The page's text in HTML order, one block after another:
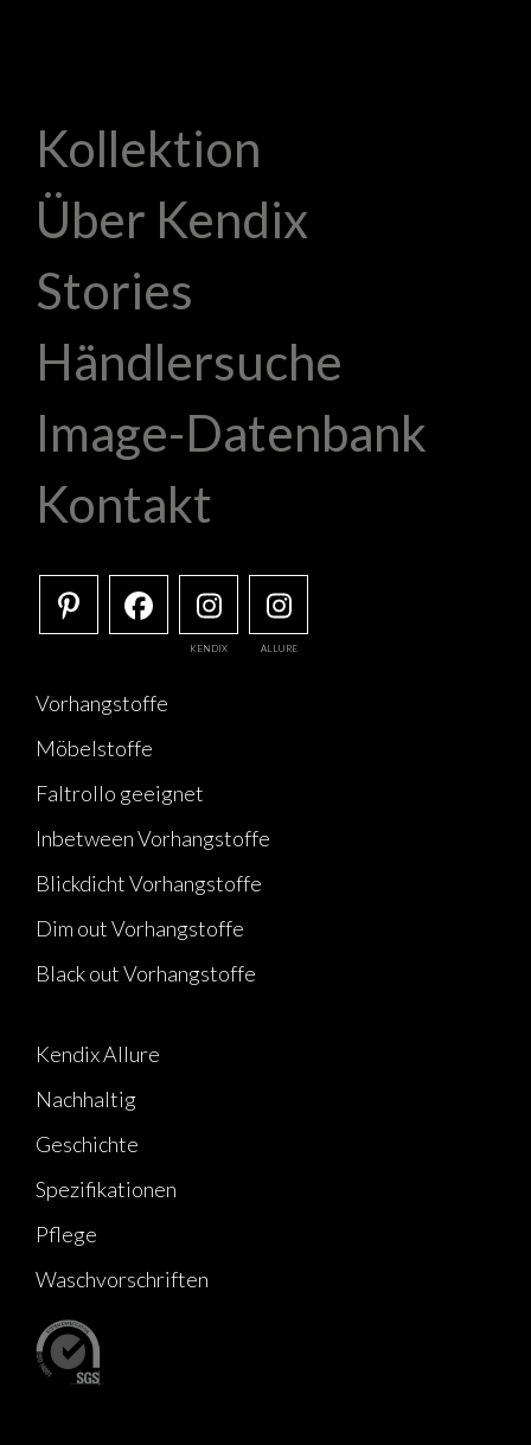
Kollektion
Über Kendix
Stories
Händlersuche
Image-Datenbank
Kontakt
KENDIX ALLURE
Vorhangstoffe
Möbelstoffe
Faltrollo geeignet
Inbetween Vorhangstoffe
Blickdicht Vorhangstoffe
Dim out Vorhangstoffe
Black out Vorhangstoffe
Kendix Allure
Nachhaltig
Geschichte
Spezifikationen
Pflege
Waschvorschriften